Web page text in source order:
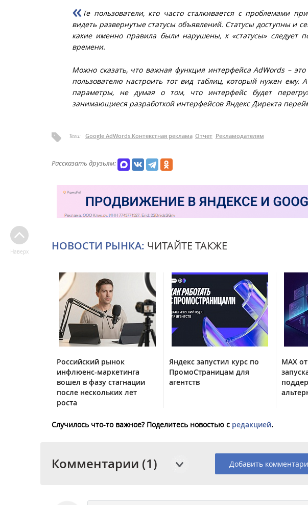
Те пользователи, кто часто сталкивается с проблемами
видеть развернутые статусы объявлений. Статусы доступны и
какие именно правила были нарушены, к «статусы» следует
времени.
Можно сказать, что важная функция интерфейса AdWords –
пользователю настроить тот вид таблиц, который нужен ему.
параметры, не думая о том, что интерфейс будет
занимающиеся разработкой интерфейсов Яндекс Директа
Теги: Google AdWords.Контекстная реклама Отчет Рекламодателям
Рассказать друзьям:
НОВОСТИ РЫНКА: ЧИТАЙТЕ ТАКЖЕ
Российский рынок
инфлюенс-маркетинга
вошел в фазу стагнации
после нескольких лет
роста
Яндекс запустил курс по
ПромоСтраницам для
агентств
MAX
Случилось что-то важное? Поделитесь новостью с редакцией.
Комментарии (1) Добавить
Наверх